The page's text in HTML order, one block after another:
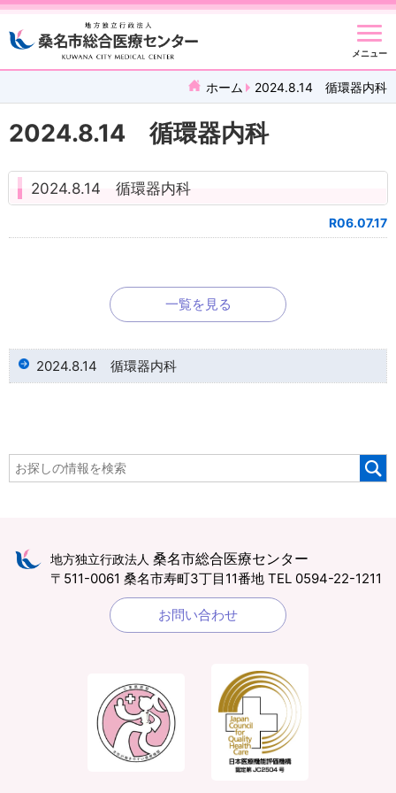
メニュー
ホーム 2024.8.14 循環器内科
2024.8.14 循環器内科
2024.8.14 循環器内科
R06.07.17
一覧を見る
2024.8.14 循環器内科
地方独立行政法人 桑名市総合医療センター
〒511-0061 桑名市寿町3丁目11番地 TEL 0594-22-1211
お問い合わせ